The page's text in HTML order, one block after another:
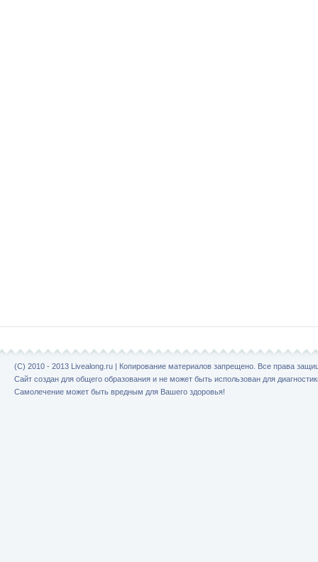
(C) 2010 - 2013 Livealong.ru | Копирование материалов запрещено. Все права
Сайт создан для общего образования и не может быть использован для
Самолечение может быть вредным для Вашего здоровья!